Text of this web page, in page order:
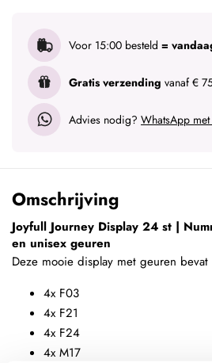
Voor 15:00 besteld =
Gratis verzending vanaf €
Advies nodig? WhatsApp
Omschrijving
Joyfull Journey Display 24 st |
en unisex geuren
Deze mooie display met geuren
4x F03
4x F21
4x F24
4x M17